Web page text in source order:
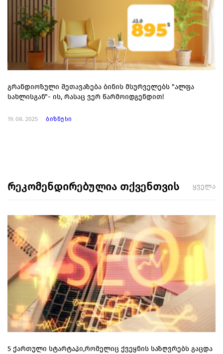
გრანდიოზული შეთავაზება ბინის მსურველებს "ალფა
სახლისგან"- ის, რასაც ვერ წარმოიდგენდით!
19. 08. 2025 ბიზნესი
რეკომენდირებულია თქვენთვის ყველა
5 ქართული სტარტაპი,რომელიც ქვეყნის საზღვრებს გაცდა